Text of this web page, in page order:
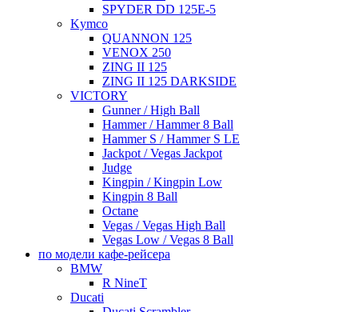
SPYDER DD 125E-5
Kymco
QUANNON 125
VENOX 250
ZING II 125
ZING II 125 DARKSIDE
VICTORY
Gunner / High Ball
Hammer / Hammer 8 Ball
Hammer S / Hammer S LE
Jackpot / Vegas Jackpot
Judge
Kingpin / Kingpin Low
Kingpin 8 Ball
Octane
Vegas / Vegas High Ball
Vegas Low / Vegas 8 Ball
по модели кафе-рейсера
BMW
R NineT
Ducati